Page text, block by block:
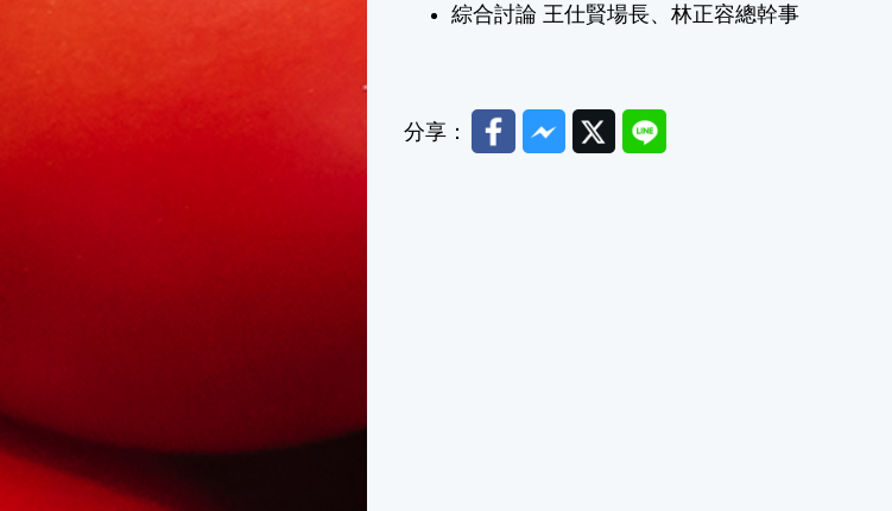
綜合討論 王仕賢場長、林正容總幹事
分享： FacebookMessenger
TwitterLine